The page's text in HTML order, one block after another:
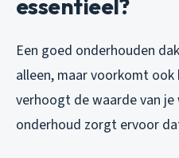
essentieel?
Een goed onderhouden
alleen, maar voorkomt
verhoogt de waarde van
onderhoud zorgt ervoor